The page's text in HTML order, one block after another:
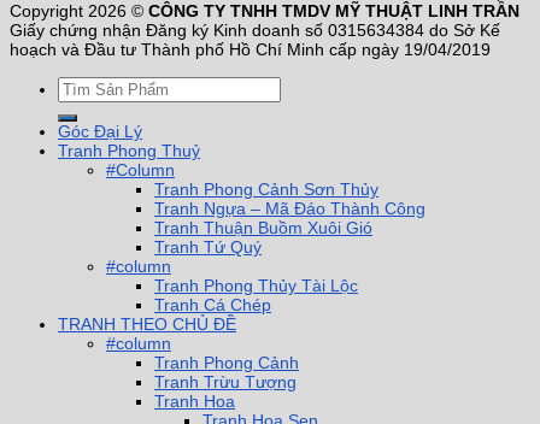
Copyright 2026 © CÔNG TY TNHH TMDV MỸ THUẬT LINH TRẦN
Giấy chứng nhận Đăng ký Kinh doanh số 0315634384 do Sở Kế
hoạch và Đầu tư Thành phố Hồ Chí Minh cấp ngày 19/04/2019
Góc Đại Lý
Tranh Phong Thuỷ
#Column
Tranh Phong Cảnh Sơn Thủy
Tranh Ngựa – Mã Đáo Thành Công
Tranh Thuận Buồm Xuôi Gió
Tranh Tứ Quý
#column
Tranh Phong Thủy Tài Lộc
Tranh Cá Chép
TRANH THEO CHỦ ĐỀ
#column
Tranh Phong Cảnh
Tranh Trừu Tượng
Tranh Hoa
Tranh Hoa Sen